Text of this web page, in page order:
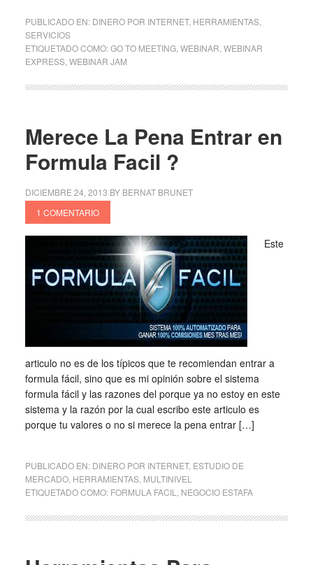
PUBLICADO EN: DINERO POR INTERNET, HERRAMIENTAS,
SERVICIOS
ETIQUETADO COMO:GO TO MEETING, WEBINAR WEBINAR
EXPRESS, WEBINAR JAM
Merece La Pena Entrar en
Formula Facil ?
DICIEMBRE 24, 2013 BY BERNAT BRUNET
1 COMENTARIO
Este
articulo no es de los típicos que te recomiendan entrar a
formula fácil, sino que es mi opinión sobre el sistema
formula fácil y las razones del porque ya no estoy en este
sistema y la razón por la cual escribo este articulo es
porque tu valores o no si merece la pena entrar […]
PUBLICADO EN: DINERO POR INTERNET, ESTUDIO DE
MERCADO, HERRAMIENTAS, MULTINIVEL
ETIQUETADO COMO: FORMULA FACIL NEGOCIO ESTAFA